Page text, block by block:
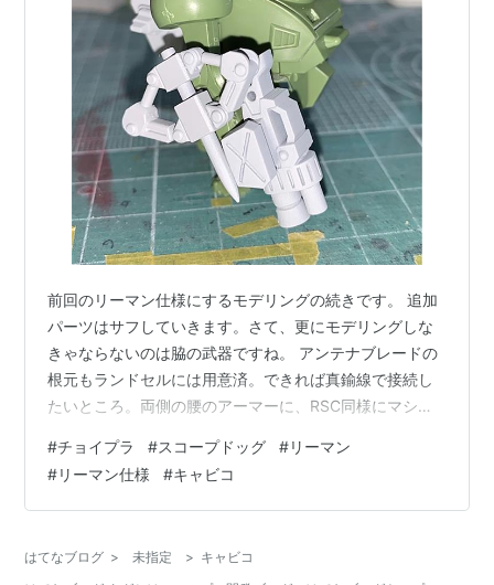
前回のリーマン仕様にするモデリングの続きです。 追加
パーツはサフしていきます。さて、更にモデリングしな
きゃならないのは脇の武器ですね。 アンテナブレードの
根元もランドセルには用意済。できれば真鍮線で接続し
たいところ。両側の腰のアーマーに、RSC同様にマシン
ックしてもらいます（笑 左肩のシューターもリデザイン
します。バランスを考えて大きめにしました。ディフォ
ルメは大小の兼ね合いが難しいものです。脇のガトリン
プルなものですから、モデリング自体は工数が少ないで
#チョイプラ #スコープドッグ #リーマン
#リーマン仕様 #キャビコ
はてなブログ > 未指定 > キャビコ